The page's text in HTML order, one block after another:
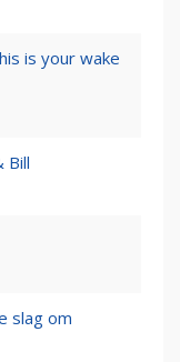
is your wake
Bill
slag om